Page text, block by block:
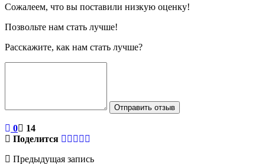
Сожалеем, что вы поставили низкую оценку!
Позвольте нам стать лучше!
Расскажите, как нам стать лучше?
Отправить отзыв
0
14
Поделится
Предыдущая запись